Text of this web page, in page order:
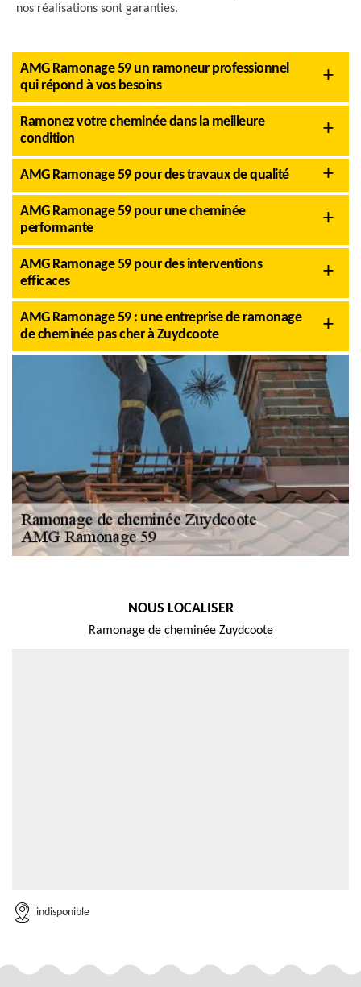
nos réalisations sont garanties.
AMG Ramonage 59 un ramoneur professionnel
qui répond à vos besoins
Ramonez votre cheminée dans la meilleure
condition
AMG Ramonage 59 pour des travaux de qualité
AMG Ramonage 59 pour une cheminée
performante
AMG Ramonage 59 pour des interventions
efficaces
AMG Ramonage 59 : une entreprise de ramonage
de cheminée pas cher à Zuydcoote
NOUS LOCALISER
Ramonage de cheminée Zuydcoote
indisponible